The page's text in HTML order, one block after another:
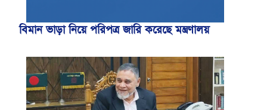
বিমান ভাড়া নিয়ে পরিপত্র জারি করেছে মন্ত্রণালয়